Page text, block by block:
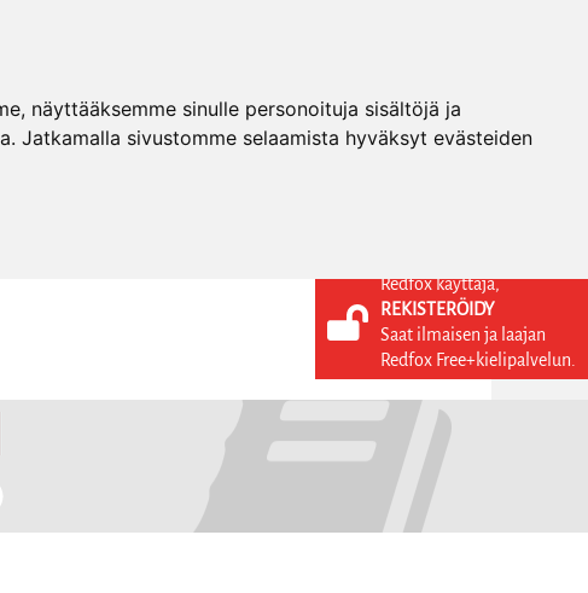
näyttääksemme sinulle personoituja sisältöjä ja
Jatkamalla sivustomme selaamista hyväksyt evästeiden
KIRJAUDU SISÄÄN
REKISTERÖIDY
Redfox käyttäjä,
REKISTERÖIDY
Saat ilmaisen ja laajan
Redfox Free+kielipalvelun.